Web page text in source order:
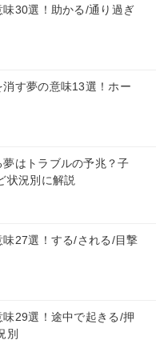
味30選！助かる/通り過ぎ
消す夢の意味13選！ホー
夢はトラブルの予兆？子
状況別に解説
味27選！する/される/目撃
味29選！途中で起きる/押
別